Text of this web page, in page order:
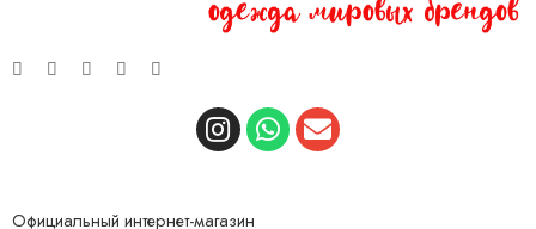
Официальный интернет-магазин